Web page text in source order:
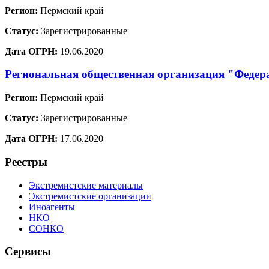
Регион: Пермский край
Статус: Зарегистрированные
Дата ОГРН: 19.06.2020
Региональная общественная организация
Регион: Пермский край
Статус: Зарегистрированные
Дата ОГРН: 17.06.2020
Реестры
Экстремистские материалы
Экстремистские организации
Иноагенты
НКО
СОНКО
Сервисы